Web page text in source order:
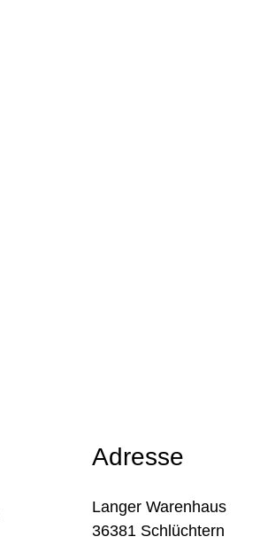
Adresse
Langer Warenhaus
36381 Schlüchtern